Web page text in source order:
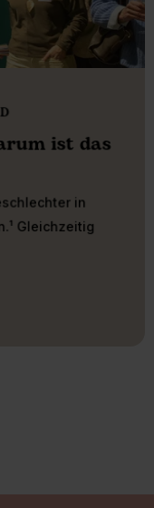
ist das
in
Gleichzeitig